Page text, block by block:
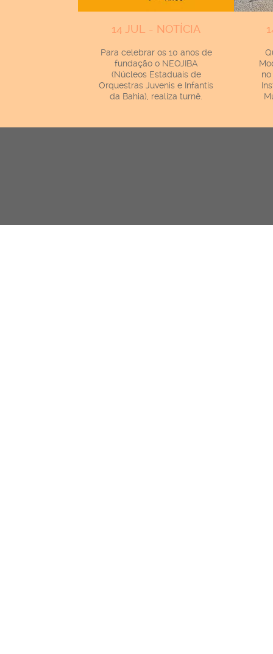
14 JUL - NOTÍCIA
Para celebrar os 10 anos de
fundação o NEOJIBA
(Núcleos Estaduais de
Orquestras Juvenis e Infantis
da Bahia), realiza turnê.